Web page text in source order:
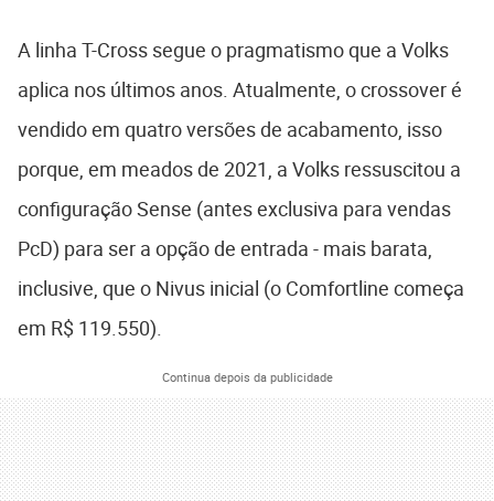
A linha T-Cross segue o pragmatismo que a Volks
aplica nos últimos anos. Atualmente, o crossover é
vendido em quatro versões de acabamento, isso
porque, em meados de 2021, a Volks ressuscitou a
configuração Sense (antes exclusiva para vendas
PcD) para ser a opção de entrada - mais barata,
inclusive, que o Nivus inicial (o Comfortline começa
em R$ 119.550).
Continua depois da publicidade